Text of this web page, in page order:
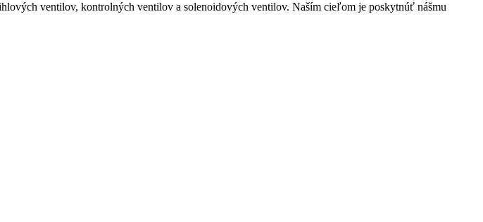
ventilov, kontrolných ventilov a solenoidových ventilov. Naším cieľom je poskytnúť nášmu